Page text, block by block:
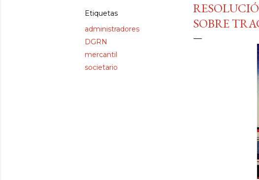
Etiquetas
administradores
DGRN
mercantil
societario
SOBRE